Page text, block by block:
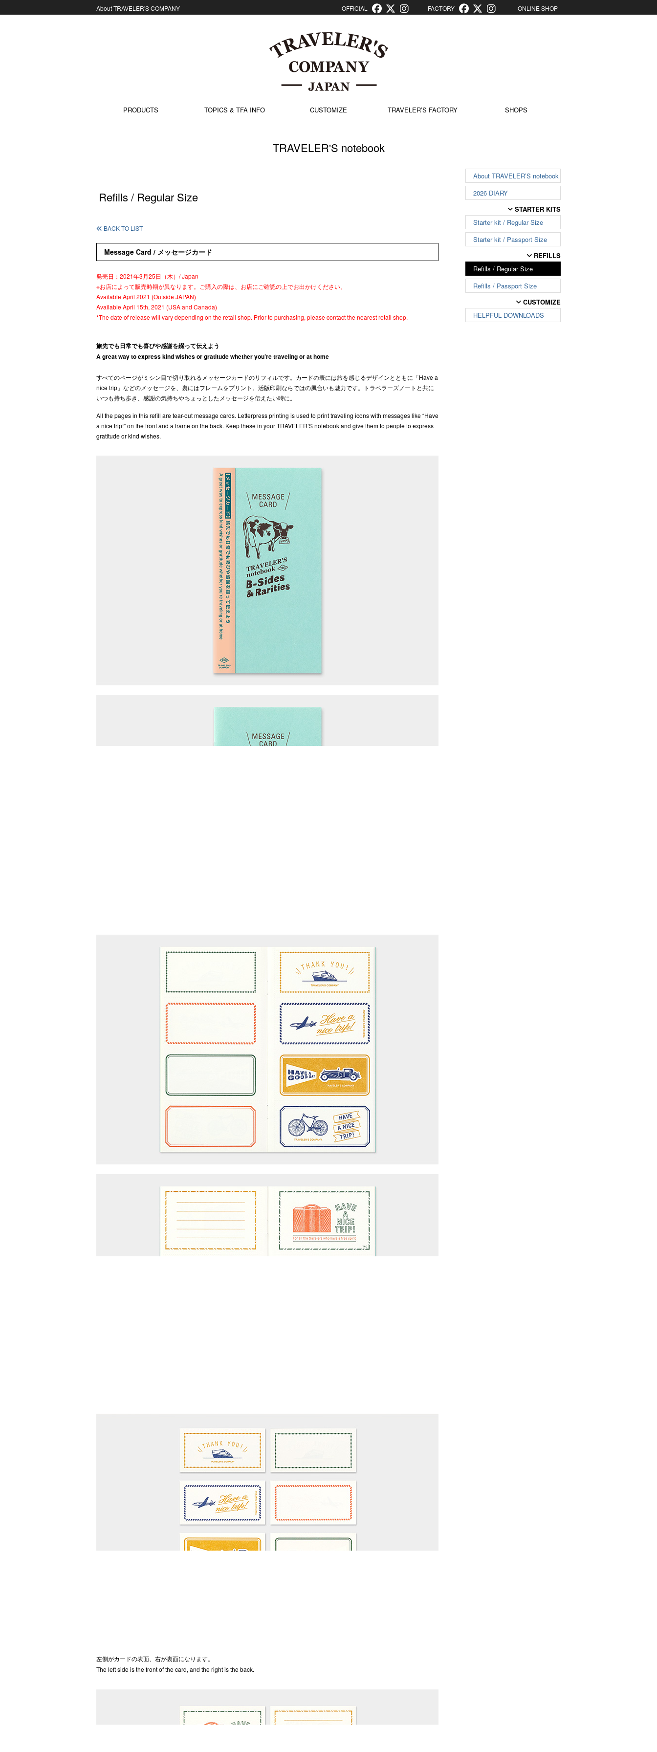
About TRAVELER'S COMPANY OFFICIAL FACTORY ONLINE SHOP
PRODUCTS
TOPICS & TFA INFO CUSTOMIZE TRAVELER’S FACTORY SHOPS
TRAVELER'S notebook
About TRAVELER’S notebook
2026 DIARY
STARTER KITS
Starter kit / Regular Size
Starter kit / Passport Size
REFILLS
Refills / Regular Size
Refills / Passport Size
CUSTOMIZE
HELPFUL DOWNLOADS
Refills / Regular Size
BACK TO LIST
Message Card / メッセージカード
発売日：2021年3月25日（木）/ Japan
※お店によって販売時期が異なります。ご購入の際は、お店にご確認の上でお出かけください。
Available April 2021 (Outside JAPAN)
Available April 15th, 2021 (USA and Canada)
*The date of release will vary depending on the retail shop. Prior to purchasing, please contact the nearest retail shop.
旅先でも日常でも喜びや感謝を綴って伝えよう
A great way to express kind wishes or gratitude whether you’re traveling or at home
すべてのページがミシン目で切り取れるメッセージカードのリフィルです。カードの表には旅を感じるデザインとともに「Have a
nice trip」などのメッセージを、裏にはフレームをプリント。活版印刷ならではの風合いも魅力です。トラベラーズノートと共に
いつも持ち歩き、感謝の気持ちやちょっとしたメッセージを伝えたい時に。
All the pages in this refill are tear-out message cards. Letterpress printing is used to print traveling icons with messages like “Have
a nice trip!” on the front and a frame on the back. Keep these in your TRAVELER’S notebook and give them to people to express
gratitude or kind wishes.
左側がカードの表面、右が裏面になります。
The left side is the front of the card, and the right is the back.